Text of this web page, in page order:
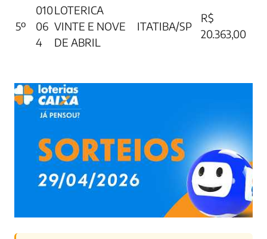
5º
010
06
4
LOTERICA
VINTE E NOVE
DE ABRIL
ITATIBA/SP
R$
20.363,00